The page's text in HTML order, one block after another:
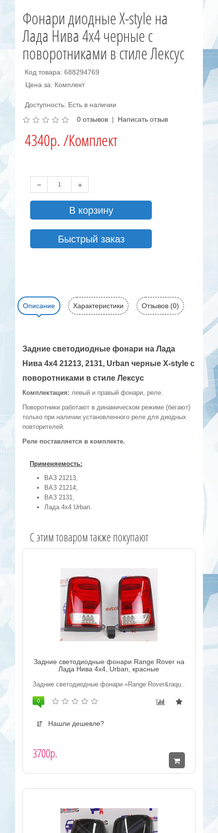
Фонари диодные X-style на
Лада Нива 4x4 черные с
поворотниками в стиле Лексус
Код товара: 688294769
Цена за: Комплект
Доступность: Есть в наличии
0 отзывов | Написать отзыв
4340р. /Комплект
В корзину
Быстрый заказ
Описание Характеристики Отзывов (0)
Задние светодиодные фонари на Лада
Нива 4x4 21213, 2131, Urban черные X-style с
поворотниками в стиле Лексус
Комплектация: левый и правый фонари, реле.
Поворотники работают в динамическом режиме (бегают)
только при наличии установленного реле для диодных
повторителей.
Реле поставляется в комплекте.
Применяемость:
ВАЗ 21213,
ВАЗ 21214,
ВАЗ 2131,
Лада 4х4 Urban.
C этим товаром также покупают
Задние светодиодные фонари Range Rover на
Лада Нива 4x4, Urban, красные
Задние светодиодные фонари «Range Rover&raqu..
0
Нашли дешевле?
3700р.